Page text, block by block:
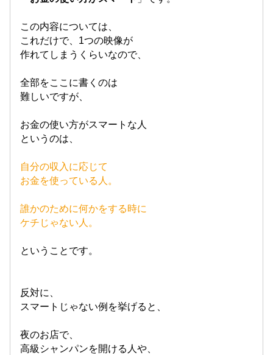
この内容については、
これだけで、1つの映像が
作れてしまうくらいなので、
全部をここに書くのは
難しいですが、
お金の使い方がスマートな人
というのは、
自分の収入に応じて
お金を使っている人。
誰かのために何かをする時に
ケチじゃない人。
ということです。
反対に、
スマートじゃない例を挙げると、
夜のお店で、
高級シャンパンを開ける人や、